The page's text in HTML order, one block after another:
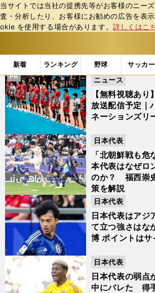
当サイトでは当社の提携先等がお客様のニー
査・分析したり、お客様にお勧めの広告を表
okie を使⽤する場合があります。詳しくはこ
新着 ランキング 野球 サッカー
b
ス
ポ
ル
テ
ィ
バ
「#イラン戦」の最新ニュース・ 情報
【無料視聴あ
放送配信予定｜
ネーションズリ
ニュース
PR
「北朝鮮戦も危
本代表はなぜロ
のか？ 福西崇
策を解説
日本代表
日本代表はアジ
て立つ強さはな
博 ポイントは
日本代表
日本代表の弱点
中にバレた 得
日本代表